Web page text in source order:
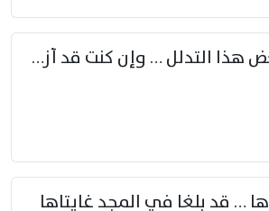
أفاطم مهلا بعض هذا التدلل … وإن كنت قد أزمعت صرمي فأجملي
… قد بلغا في المجد غايتاها